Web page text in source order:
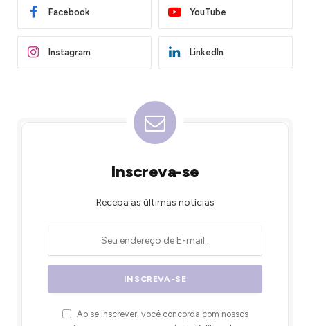
Facebook YouTube
Instagram LinkedIn
Inscreva-se
Receba as últimas notícias
Ao se inscrever, você concorda com nossos